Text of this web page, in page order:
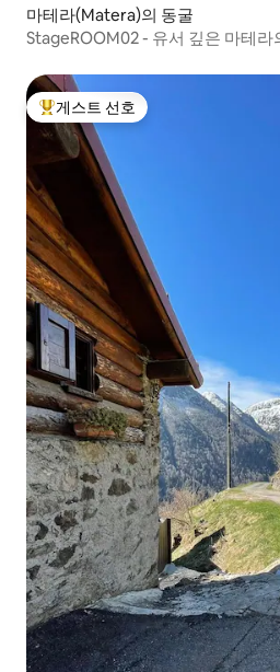
마테라(Matera)의 동굴
StageROOM02 - 유서 깊은 마테
상위 게스트 선호
게스트 선호